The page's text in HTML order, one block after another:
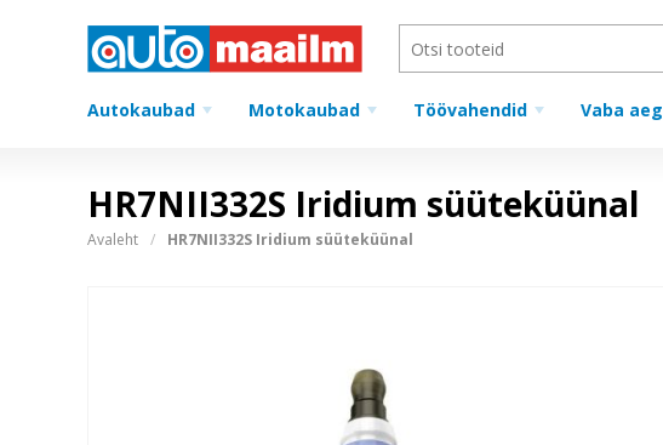
Autokaubad Motokaubad Töövahendid Vaba aeg
HR7NII332S Iridium süüteküünal
Avaleht HR7NII332S Iridium süüteküünal